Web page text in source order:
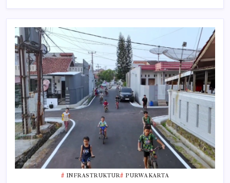
INFRASTRUKTUR PURWAKARTA